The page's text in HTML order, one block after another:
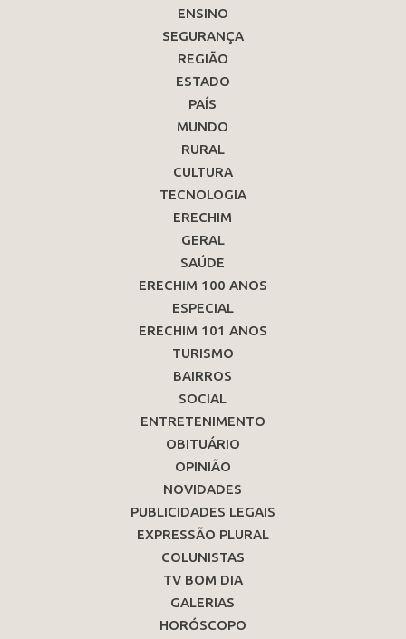
ENSINO
SEGURANÇA
REGIÃO
ESTADO
PAÍS
MUNDO
RURAL
CULTURA
TECNOLOGIA
ERECHIM
GERAL
SAÚDE
ERECHIM 100 ANOS
ESPECIAL
ERECHIM 101 ANOS
TURISMO
BAIRROS
SOCIAL
ENTRETENIMENTO
OBITUÁRIO
OPINIÃO
NOVIDADES
PUBLICIDADES LEGAIS
EXPRESSÃO PLURAL
COLUNISTAS
TV BOM DIA
GALERIAS
HORÓSCOPO